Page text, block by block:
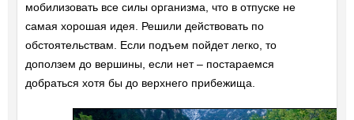
мобилизовать все силы организма, что в отпуске не
самая хорошая идея. Решили действовать по
обстоятельствам. Если подъем пойдет легко, то
доползем до вершины, если нет – постараемся
добраться хотя бы до верхнего прибежища.